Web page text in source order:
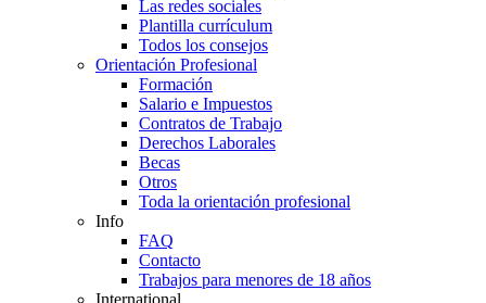
Las redes sociales
Plantilla currículum
Todos los consejos
Orientación Profesional
Formación
Salario e Impuestos
Contratos de Trabajo
Derechos Laborales
Becas
Otros
Toda la orientación profesional
Info
FAQ
Contacto
Trabajos para menores de 18 años
International